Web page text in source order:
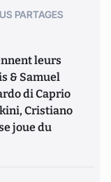
PARTAGES
leurs
& Samuel
di Caprio
Cristiano
joue du